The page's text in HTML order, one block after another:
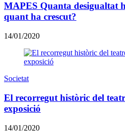
MAPES Quanta desigualtat
quant ha crescut?
14/01/2020
Societat
El recorregut històric del
exposició
14/01/2020